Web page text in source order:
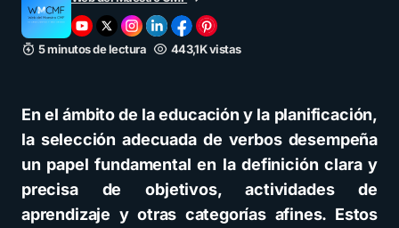
5 minutos de lectura 443,1K vistas
En el ámbito de la educación y la planificación,
la selección adecuada de verbos desempeña
un papel fundamental en la definición clara y
precisa de objetivos, actividades de
aprendizaje y otras categorías afines. Estos